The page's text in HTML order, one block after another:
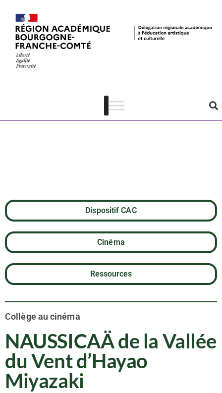
NAUSSICAÄ de
la Vallée du
Vent d’Hayao
Dispositif CAC
Cinéma
Ressources
Collège au cinéma
NAUSSICAÄ de la Vallée
du Vent d’Hayao
Miyazaki